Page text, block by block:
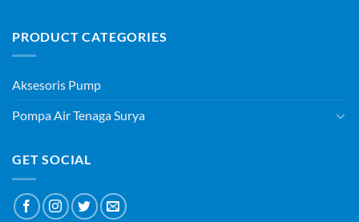
PRODUCT CATEGORIES
Aksesoris Pump
Pompa Air Tenaga Surya
GET SOCIAL